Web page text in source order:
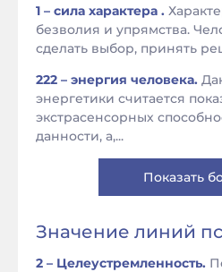
1 – сила характера .
безволия и упрямства.
сделать выбор, принять
222 – энергия человека.
энергетики считается
экстрасенсорных
данности, а,...
Показать
Значение линий
2 – Целеустремленность.